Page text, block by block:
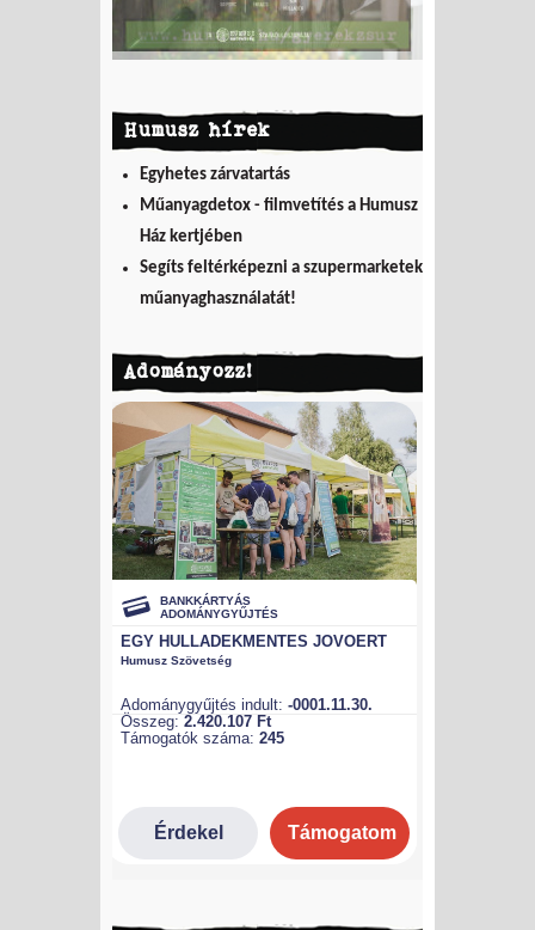
Humusz hírek
Egyhetes zárvatartás
Műanyagdetox - filmvetítés a Humusz
Ház kertjében
Segíts feltérképezni a szupermarketek
műanyaghasználatát!
Adományozz!